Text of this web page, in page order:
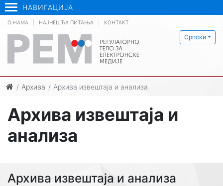
НАВИГАЦИЈА
Српски
О НАМА НАЈЧЕШЋА ПИТАЊА КОНТАКТ
Архива Архива извештаја и анализа
Архива извештаја и анализа
Архива извештаја и
анализа